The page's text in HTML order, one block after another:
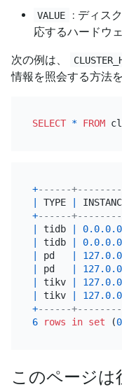
VALUE
: ディス
応するハードウ
次の例は、
情報を照会する方法
SELECT * FROM
+------
TYPE
+------
tidb 0.0.0.0
tidb 0.0.0.0
pd 127.0.0
pd 127.0.0
tikv 127.0.0
tikv 127.0.0
+------
6
rows in set (
このページは